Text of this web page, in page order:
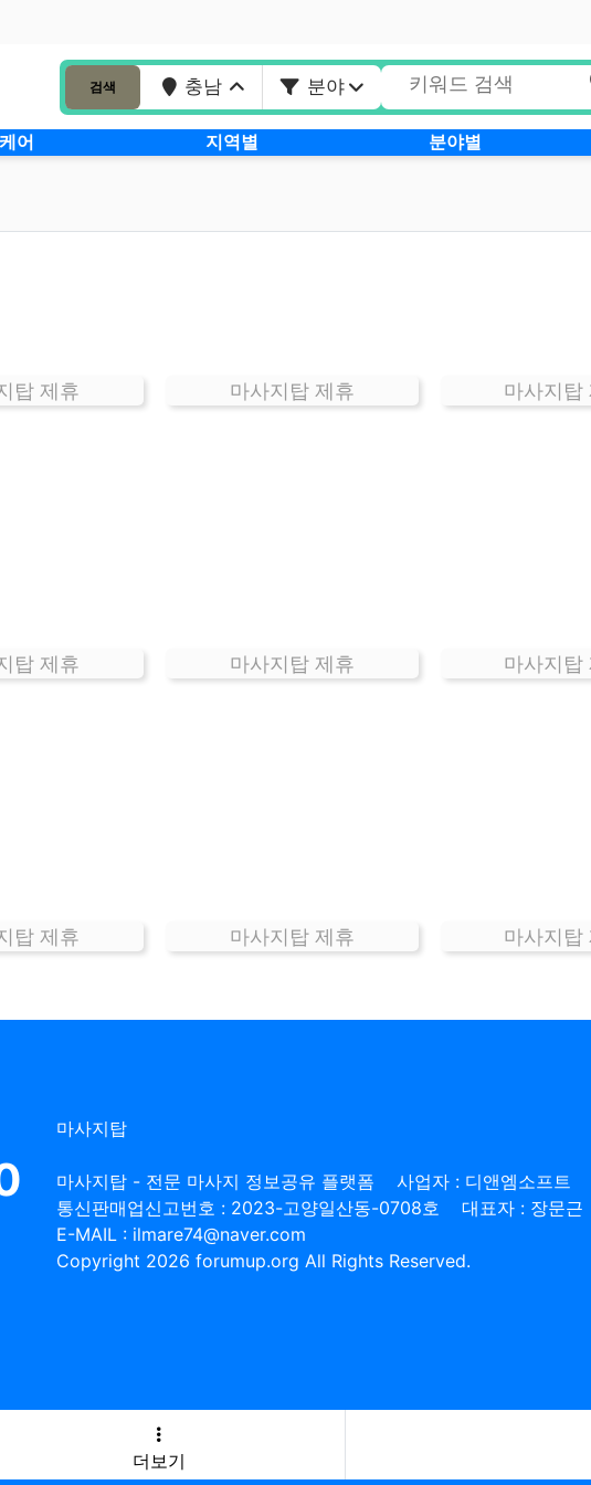
검색 충남 분야
어 지역별 분야별
탑 제휴 마사지탑 제휴 마사지탑
탑 제휴 마사지탑 제휴 마사지탑
탑 제휴 마사지탑 제휴 마사지탑
마사지탑
마사지탑 - 전문 마사지 정보공유 플랫폼
사업자 : 디앤엠소프트
통신판매업신고번호 : 2023-고양일산동-0708호
대표자 : 장문근
E-MAIL : ilmare74@naver.com
Copyright 2026 forumup.org All Rights Reserved.
더보기